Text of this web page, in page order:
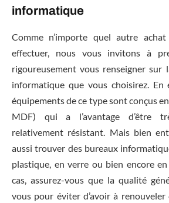
informatique
Comme n’importe quel autre
effectuer, nous vous invitons à
rigoureusement vous renseigner sur
informatique que vous choisirez.
équipements de ce type sont conçus
MDF) qui a l’avantage d’être
relativement résistant. Mais bien
aussi trouver des bureaux
plastique, en verre ou bien encore
cas, assurez-vous que la qualité
vous pour éviter d’avoir à renouveler